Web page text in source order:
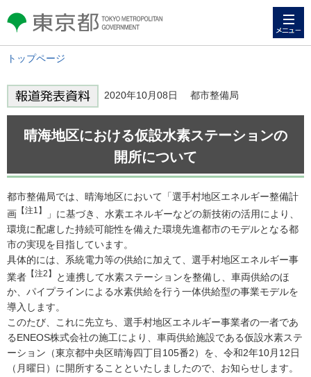
東京都 TOKYO METROPOLITAN
GOVERNMENT
トップページ
2020年10月08日 都市整備局
晴海地区における仮設水素ステーションの
開所について
都市整備局では、晴海地区において「選手村地区エネルギー整備計
画 【注1】
」に基づき、水素エネルギーなどの新技術の活用により、
環境に配慮した持続可能性を備えた環境先進都市のモデルとなる都
市の実現を目指しています。
具体的には、系統電力等の供給に加えて、選手村地区エネルギー事
業者 【注2】
と連携して水素ステーションを整備し、車両供給のほ
か、パイプラインによる水素供給を行う一体供給型の事業モデルを
導入します。
このたび、これに先立ち、選手村地区エネルギー事業者の一者であ
るENEOS株式会社の施工により、車両供給施設である仮設水素ステ
ーション（東京都中央区晴海四丁目105番2）を、令和2年10月12日
（月曜日）に開所することといたしましたので、お知らせします。